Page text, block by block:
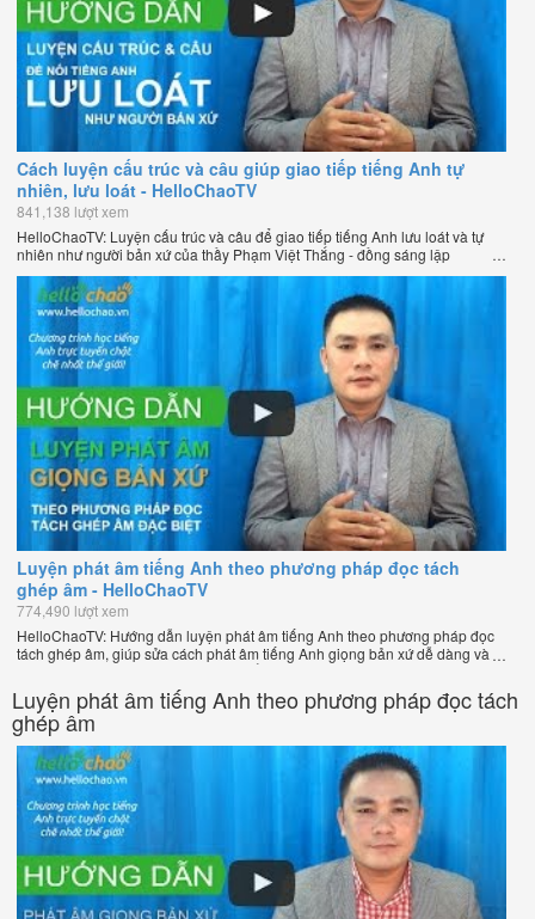
Cách luyện cấu trúc và câu giúp giao tiếp tiếng Anh tự
nhiên, lưu loát - HelloChaoTV
841,138 lượt xem
HelloChaoTV: Luyện cấu trúc và câu để giao tiếp tiếng Anh lưu loát và tự
nhiên như người bản xứ của thầy Phạm Việt Thắng - đồng sáng lập
HelloChao.vn - Trang web học tiếng Anh trực tuyến chặt chẽ nhất thế giới.
Luyện phát âm tiếng Anh theo phương pháp đọc tách
ghép âm - HelloChaoTV
774,490 lượt xem
HelloChaoTV: Hướng dẫn luyện phát âm tiếng Anh theo phương pháp đọc
tách ghép âm, giúp sửa cách phát âm tiếng Anh giọng bản xứ dễ dàng và
nhanh chóng của thầy Phạm Việt Thắng, đồng sáng lập HelloChao.vn -
Chương trình dạy tiếng Anh trực tuyến chặt chẽ nhất thế giới!
Luyện phát âm tiếng Anh theo phương pháp đọc tách
ghép âm